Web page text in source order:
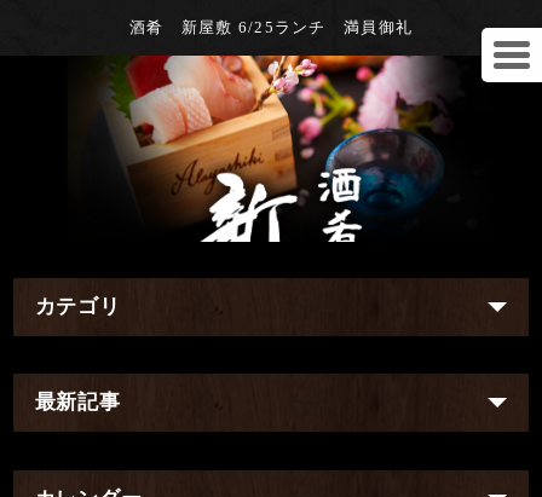
酒肴 新屋敷 6/25ランチ 満員御礼
カテゴリ
最新記事